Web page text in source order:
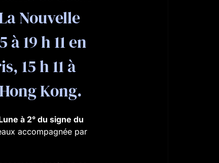
Nouvelle
19 h 11 en
15 h 11 à
Kong.
à 2° du signe du
accompagnée par